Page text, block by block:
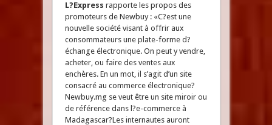
L?Express rapporte les propos des
promoteurs de Newbuy : «C?est une
nouvelle société visant à offrir aux
consommateurs une plate-forme d?
échange électronique. On peut y vendre,
acheter, ou faire des ventes aux
enchères. En un mot, il s’agit d’un site
consacré au commerce électronique?
Newbuy.mg se veut être un site miroir ou
de référence dans l?e-commerce à
Madagascar?Les internautes auront